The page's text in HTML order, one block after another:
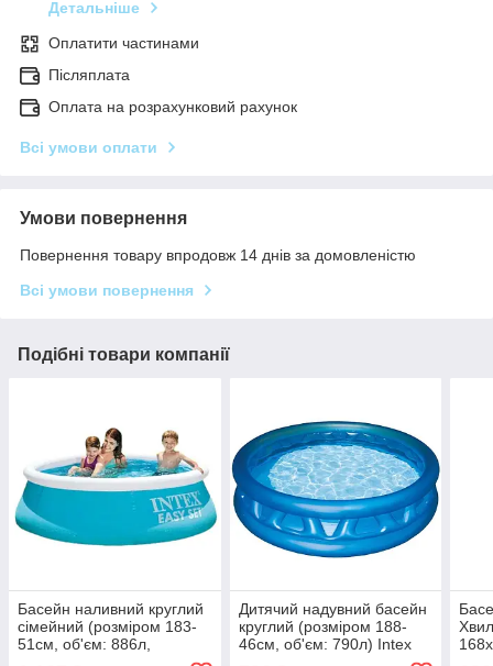
Детальніше
Оплатити частинами
Післяплата
Оплата на розрахунковий рахунок
Всі умови оплати
Умови повернення
Повернення товару впродовж 14 днів за домовленістю
Всі умови повернення
Подібні товари компанії
Басейн наливний круглий
сімейний (розміром 183-
51см, об'єм: 886л,
ремкомплект) Intex 28101
Дитячий надувний басейн
круглий (розміром 188-
46см, об'єм: 790л) Intex